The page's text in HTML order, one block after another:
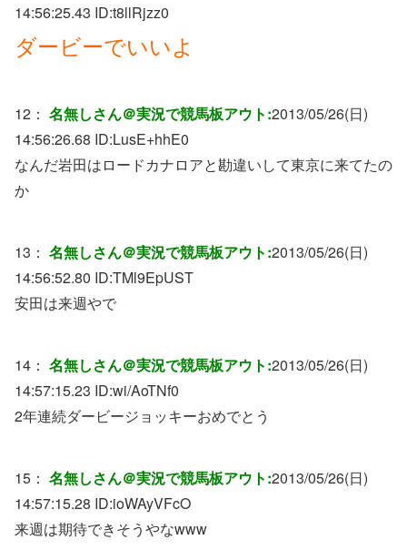
14:56:25.43 ID:t8llRjzz0
ダービーでいいよ
12： 名無しさん＠実況で競馬板アウト:2013/05/26(日)
14:56:26.68 ID:LusE+hhE0
なんだ岩田はロードカナロアと勘違いして東京に来てたの
か
13： 名無しさん＠実況で競馬板アウト:2013/05/26(日)
14:56:52.80 ID:TMl9EpUST
安田は来週やで
14： 名無しさん＠実況で競馬板アウト:2013/05/26(日)
14:57:15.23 ID:wi/AoTNf0
2年連続ダービージョッキーおめでとう
15： 名無しさん＠実況で競馬板アウト:2013/05/26(日)
14:57:15.28 ID:ioWAyVFcO
来週は期待できそうやなwww